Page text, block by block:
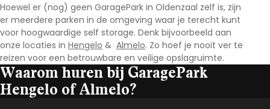
Hoewel er (nog) geen GaragePark in Oldenzaal zelf is, zijn
er meerdere parken in de omgeving waar je terecht kunt
voor hoogwaardige self storage. Denk bijvoorbeeld aan
onze locaties in Hengelo & Almelo. Zo hoef je nooit ver te
reizen voor een betrouwbare en veilige opslagruimte.
Waarom huren bij GaragePark
Hengelo of Almelo?